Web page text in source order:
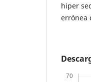
hiper
errónea